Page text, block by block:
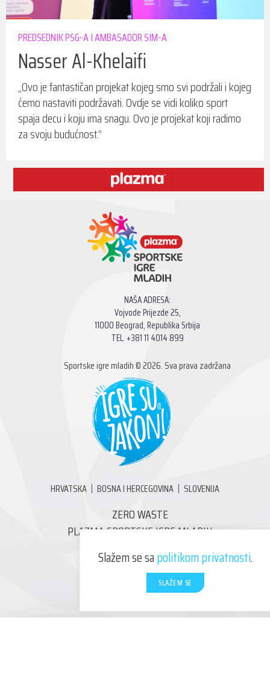
PREDSEDNIK PSG-A I AMBASADOR SIM-A
Nasser Al-Khelaifi
„Ovo je fantastičan projekat kojeg smo svi podržali i kojeg
ćemo nastaviti podržavati. Ovdje se vidi koliko sport
spaja decu i koju ima snagu. Ovo je projekat koji radimo
za svoju budućnost.”
NAŠA ADRESA:
Vojvode Prijezde 25,
11000 Beograd, Republika Srbija
TEL. +381 11 4014 899
Sportske igre mladih © 2026. Sva prava zadržana
HRVATSKA BOSNA I HERCEGOVINA SLOVENIJA
ZERO WASTE
PLAZMA SPORTSKE IGRE MLADIH
PRESS DOGAĐAJI
BUDI VOLONTER!
NOVOSTI
KONTAKT
Slažem se sapolitikom privatnosti.
SLAŽEM SE